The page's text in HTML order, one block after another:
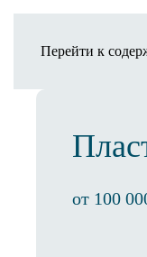
Перейти к
Клиника
3D-тур
ForMe
от 100